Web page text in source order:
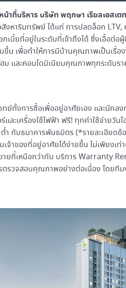
หน้าที่บริหาร บริษัท พฤกษา เรียลเอสเ
งหาริมทรัพย์ ได้แก่ การปลดล็อก LTV,
เบี้ยที่อยู่ในระดับที่เข้าถึงได้ ซึ่งเอื้อต่
ขึ้น เพื่อทำให้การมีบ้านคุณภาพเป็นเรื่
ม และคอนโดมิเนียมคุณภาพทุกระดับร
ย์ทั้งการซื้อเพื่ออยู่อาศัยเอง และนักลง
และเครื่องใช้ไฟฟ้า ฟรี! ทุกค่าใช้จ่าย
ำ กับธนาคารพันธมิตร (*รายละเอียดข้
เจ้าของที่อยู่อาศัยได้ง่ายขึ้น ไม่เพียง
ายที่เหนือกว่ากับ บริการ Warranty
รตรวจสอบคุณภาพอย่างต่อเนื่อง โดยที